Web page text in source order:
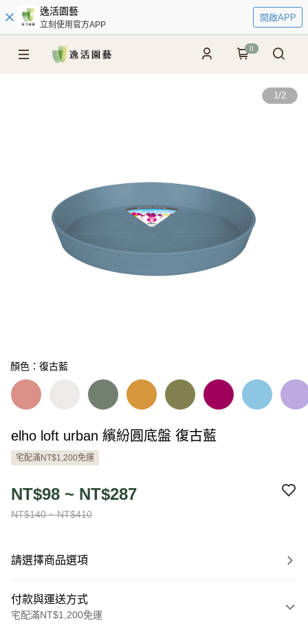
逸活園藝
立刻使用官方APP
開啟APP
0
1/2
顏色：復古藍
elho loft urban 繽紛圓底盤 復古藍
宅配滿NT$1,200免運
NT$140 ~ NT$410
NT$98 ~ NT$287
請選擇商品選項
付款與運送方式
宅配滿NT$1,200免運